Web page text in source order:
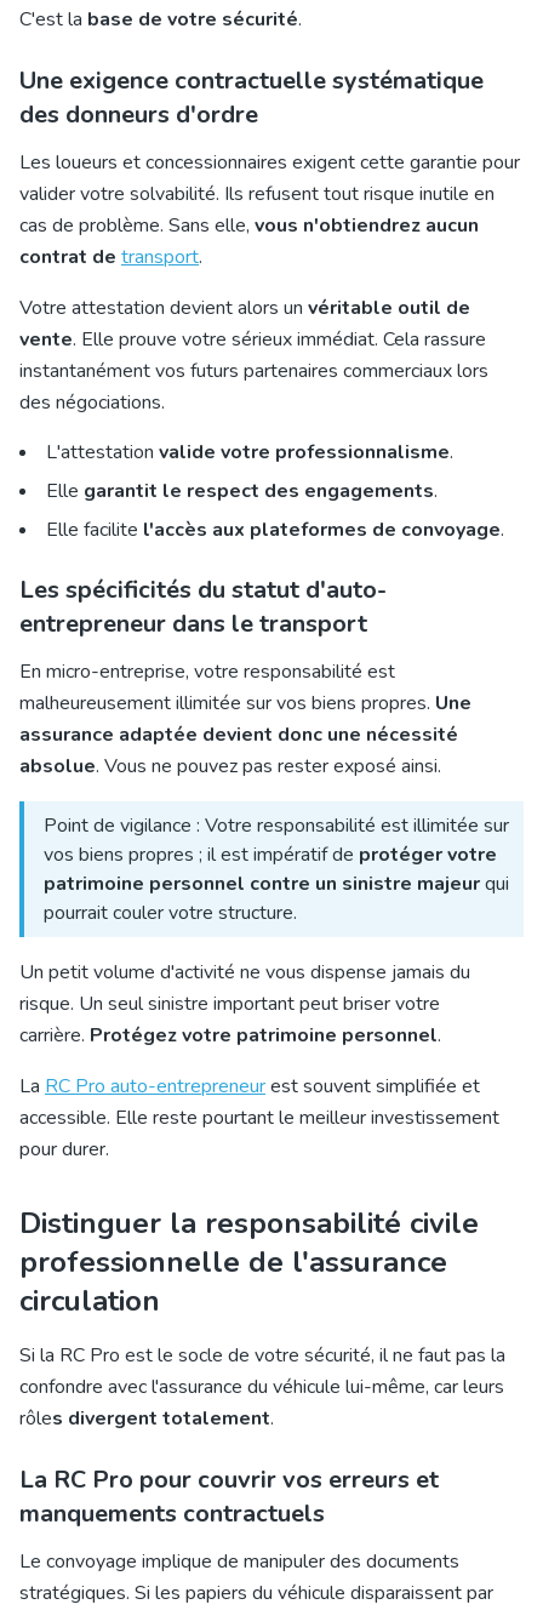
C'est la base de votre sécurité.
Une exigence contractuelle systématique
des donneurs d'ordre
Les loueurs et concessionnaires exigent cette garantie pour
valider votre solvabilité. Ils refusent tout risque inutile en
cas de problème. Sans elle, vous n'obtiendrez aucun
contrat de transport.
Votre attestation devient alors un véritable outil de
vente. Elle prouve votre sérieux immédiat. Cela rassure
instantanément vos futurs partenaires commerciaux lors
des négociations.
L'attestation valide votre professionnalisme.
Elle garantit le respect des engagements.
Elle facilite l'accès aux plateformes de convoyage.
Les spécificités du statut d'auto-
entrepreneur dans le transport
En micro-entreprise, votre responsabilité est
malheureusement illimitée sur vos biens propres. Une
assurance adaptée devient donc une nécessité
absolue. Vous ne pouvez pas rester exposé ainsi.
Point de vigilance : Votre responsabilité est illimitée sur
vos biens propres ; il est impératif de protéger votre
patrimoine personnel contre un sinistre majeurqui
pourrait couler votre structure.
Un petit volume d'activité ne vous dispense jamais du
risque. Un seul sinistre important peut briser votre
carrière. Protégez votre patrimoine personnel.
La RC Pro auto-entrepreneurest souvent simplifiée et
accessible. Elle reste pourtant le meilleur investissement
pour durer.
Distinguer la responsabilité civile
professionnelle de l'assurance
circulation
Si la RC Pro est le socle de votre sécurité, il ne faut pas la
confondre avec l'assurance du véhicule lui-même, car leurs
rôles divergent totalement.
La RC Pro pour couvrir vos erreurs et
manquements contractuels
Le convoyage implique de manipuler des documents
stratégiques. Si les papiers du véhicule disparaissent par